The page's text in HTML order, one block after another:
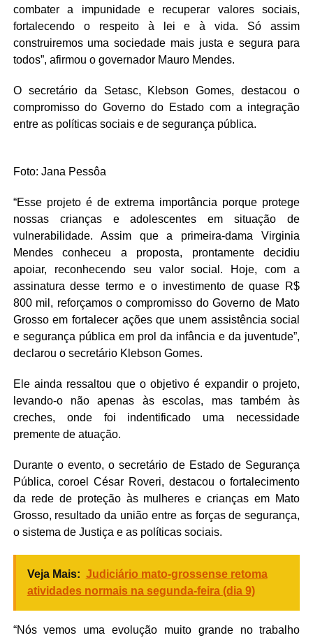
combater a impunidade e recuperar valores sociais,
fortalecendo o respeito à lei e à vida. Só assim
construiremos uma sociedade mais justa e segura para
todos”, afirmou o governador Mauro Mendes.
O secretário da Setasc, Klebson Gomes, destacou o
compromisso do Governo do Estado com a integração
entre as políticas sociais e de segurança pública.
Foto: Jana Pessôa
“Esse projeto é de extrema importância porque protege
nossas crianças e adolescentes em situação de
vulnerabilidade. Assim que a primeira-dama Virginia
Mendes conheceu a proposta, prontamente decidiu
apoiar, reconhecendo seu valor social. Hoje, com a
assinatura desse termo e o investimento de quase R$
800 mil, reforçamos o compromisso do Governo de Mato
Grosso em fortalecer ações que unem assistência social
e segurança pública em prol da infância e da juventude”,
declarou o secretário Klebson Gomes.
Ele ainda ressaltou que o objetivo é expandir o projeto,
levando-o não apenas às escolas, mas também às
creches, onde foi indentificado uma necessidade
premente de atuação.
Durante o evento, o secretário de Estado de Segurança
Pública, coroel César Roveri, destacou o fortalecimento
da rede de proteção às mulheres e crianças em Mato
Grosso, resultado da união entre as forças de segurança,
o sistema de Justiça e as políticas sociais.
Veja Mais: Judiciário mato-grossense retoma
atividades normais na segunda-feira (dia 9)
“Nós vemos uma evolução muito grande no trabalho